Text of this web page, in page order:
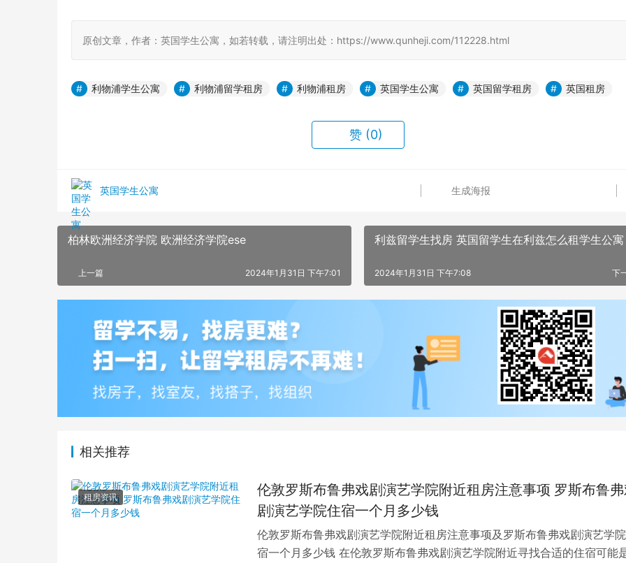
原创文章，作者：英国学生公寓，如若转载，请注明出处：https://www.qunheji.com/112228.html
利物浦学生公寓 利物浦留学租房 利物浦租房 英国学生公寓 英国留学租房 英国租房
赞 (0)
英国学生公寓 生成海报
柏林欧洲经济学院 欧洲经济学院ese
上一篇 2024年1月31日 下午7:01
利兹留学生找房 英国留学生在利兹怎么租学生公寓
下
2024年1月31日 下午7:08
相关推荐
租房资讯
伦敦罗斯布鲁弗戏剧演艺学院附近租房注意事项 罗斯布鲁
剧演艺学院住宿一个月多少钱
伦敦罗斯布鲁弗戏剧演艺学院附近租房注意事项及罗斯布鲁弗戏剧演艺学
宿一个月多少钱 在伦敦罗斯布鲁弗戏剧演艺学院附近寻找合适的住宿可能